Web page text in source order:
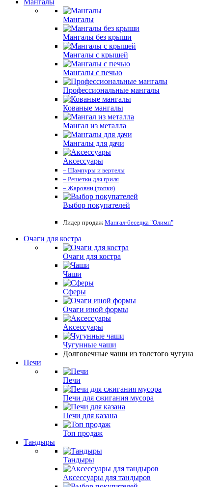
Мангалы
Мангалы
Мангалы без крыши
Мангалы с крышей
Мангалы с печью
Профессиональные мангалы
Кованые мангалы
Мангал из металла
Мангалы для дачи
Аксессуары
– Шампуры и вертелы
– Решетки для гриля
– Жаровни (топки)
Выбор покупателей
Лидер продаж Мангал-беседка "Олимп"
Очаги для костра
Очаги для костра
Чаши
Сферы
Очаги иной формы
Аксессуары
Чугунные чаши
Долговечные чаши из толстого чугуна
Печи
Печи
Печи для сжигания мусора
Печи для казана
Топ продаж
Тандыры
Тандыры
Аксессуары для тандыров